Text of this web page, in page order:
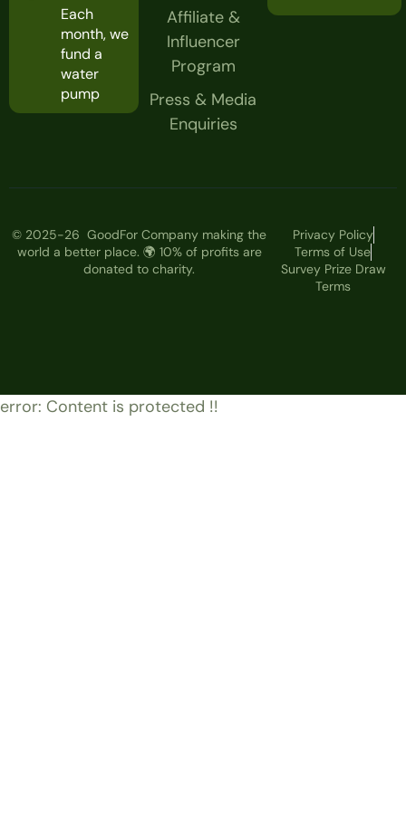
Each
month, we
fund a
water
pump
Affiliate &
Influencer
Program
Press & Media
Enquiries
© 2025-26 GoodFor Company making the
world a better place. 🌍 10% of profits are
donated to charity.
Privacy Policy
Terms of Use
Survey Prize Draw
Terms
error: Content is protected !!